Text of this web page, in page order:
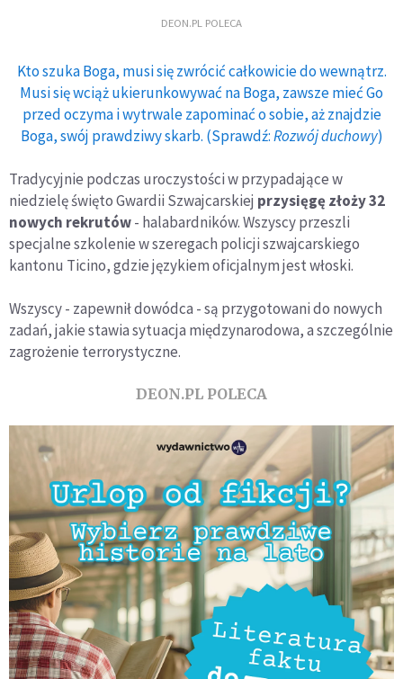
DEON.PL POLECA
Kto szuka Boga, musi się zwrócić całkowicie do wewnątrz.
Musi się wciąż ukierunkowywać na Boga, zawsze mieć Go
przed oczyma i wytrwale zapominać o sobie, aż znajdzie
Boga, swój prawdziwy skarb. (Sprawdź:Rozwój duchowy)
Tradycyjnie podczas uroczystości w przypadające w
niedzielę święto Gwardii Szwajcarskiej przysięgę złoży 32
nowych rekrutów- halabardników. Wszyscy przeszli
specjalne szkolenie w szeregach policji szwajcarskiego
kantonu Ticino, gdzie językiem oficjalnym jest włoski.
Wszyscy - zapewnił dowódca - są przygotowani do nowych
zadań, jakie stawia sytuacja międzynarodowa, a szczególnie
zagrożenie terrorystyczne.
DEON.PL POLECA